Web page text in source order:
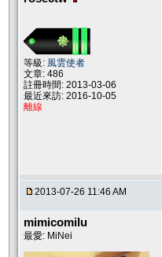
等級: 風雲使者
文章: 486
註冊時間: 2013-03-06
最近來訪: 2016-10-05
離線
2013-07-26 11:46 AM
mimicomilu
最愛: MiNei